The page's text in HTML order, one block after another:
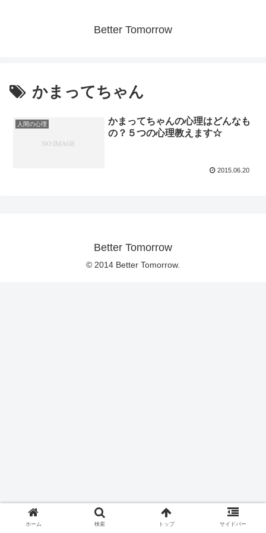
Better Tomorrow
かまってちゃん
人間の心理
かまってちゃんの心理はどんなも
の？５つの心理教えます☆
2015.06.20
Better Tomorrow
© 2014 Better Tomorrow.
ホーム 検索 トップ サイドバー